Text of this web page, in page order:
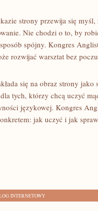
strony przewija się
Nie chodzi o to, by
spójny. Kongres
rozwijać warsztat bez
się na obraz strony
tych, którzy chcą uczyć
językowej. Kongres
jak uczyć i jak
INTERNETOWY